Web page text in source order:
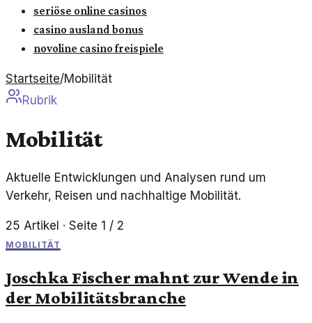
seriöse online casinos
casino ausland bonus
novoline casino freispiele
Startseite/Mobilität
Rubrik
Mobilität
Aktuelle Entwicklungen und Analysen rund um
Verkehr, Reisen und nachhaltige Mobilität.
25 Artikel · Seite 1 / 2
MOBILITÄT
Joschka Fischer mahnt zur Wende in
der Mobilitätsbranche